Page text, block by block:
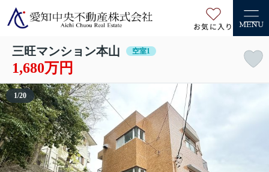
お気に入り MENU
三旺マンション本山 空室1
1,680万円
1/20